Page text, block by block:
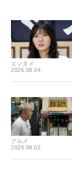
エンタメ
2026.08.04
グルメ
2026.08.02